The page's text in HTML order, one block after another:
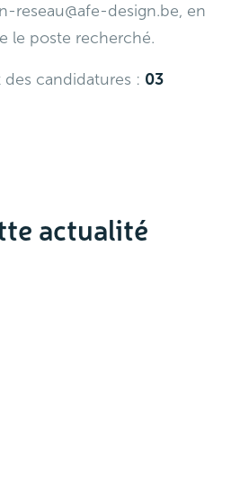
reseau@afe-design.be, en
le poste recherché.
candidatures : 03
actualité